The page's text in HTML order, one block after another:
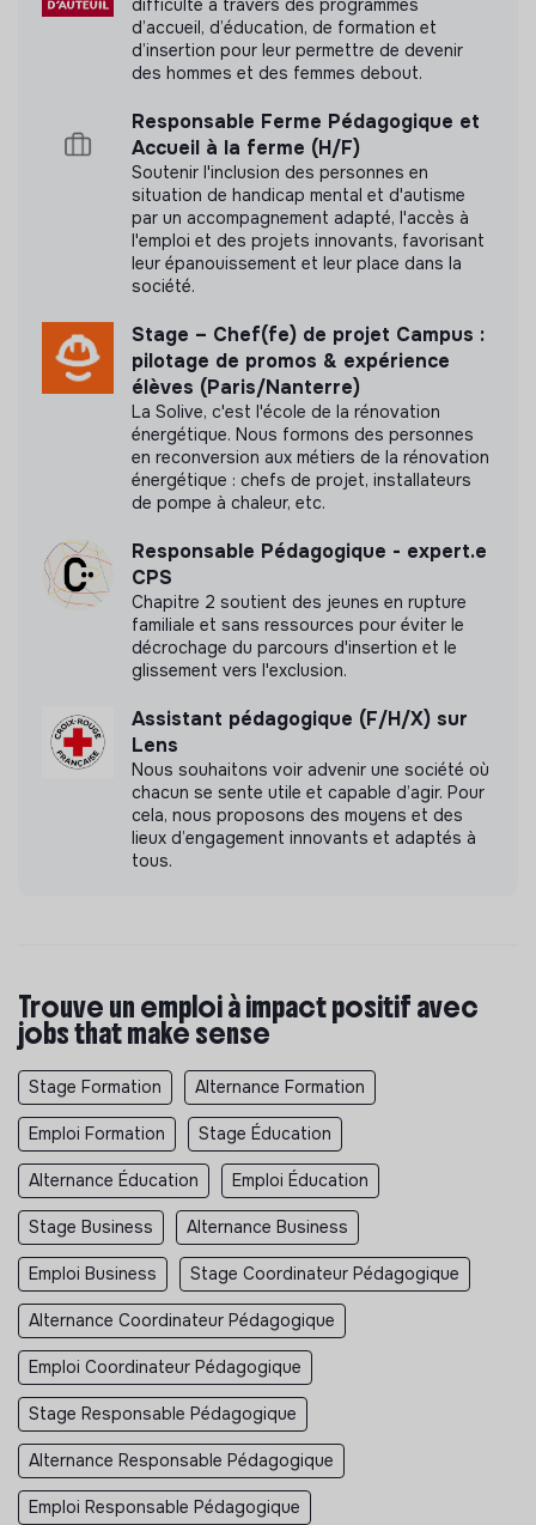
difficulté à travers des programmes
d’accueil, d’éducation, de formation et
d’insertion pour leur permettre de devenir
des hommes et des femmes debout.
Responsable Ferme Pédagogique et
Accueil à la ferme (H/F)
Soutenir l'inclusion des personnes en
situation de handicap mental et d'autisme
par un accompagnement adapté, l'accès à
l'emploi et des projets innovants, favorisant
leur épanouissement et leur place dans la
société.
Stage – Chef(fe) de projet Campus :
pilotage de promos & expérience
élèves (Paris/Nanterre)
La Solive, c'est l'école de la rénovation
énergétique. Nous formons des personnes
en reconversion aux métiers de la rénovation
énergétique : chefs de projet, installateurs
de pompe à chaleur, etc.
Responsable Pédagogique - expert.e
CPS
Chapitre 2 soutient des jeunes en rupture
familiale et sans ressources pour éviter le
décrochage du parcours d'insertion et le
glissement vers l'exclusion.
Assistant pédagogique (F/H/X) sur
Lens
Nous souhaitons voir advenir une société où
chacun se sente utile et capable d’agir. Pour
cela, nous proposons des moyens et des
lieux d’engagement innovants et adaptés à
tous.
Trouve un emploi à impact positif avec
jobs that make sense
Stage Formation Alternance Formation
Emploi Formation Stage Éducation
Alternance Éducation Emploi Éducation
Stage Business Alternance Business
Emploi Business Stage Coordinateur Pédagogique
Alternance Coordinateur Pédagogique
Emploi Coordinateur Pédagogique
Stage Responsable Pédagogique
Alternance Responsable Pédagogique
Emploi Responsable Pédagogique